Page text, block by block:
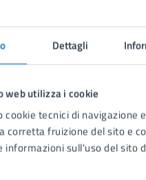
Dettagli
web utilizza i cookie
cookie tecnici di navigazione
corretta fruizione del sito e
informazioni sull'uso del sito
di Napoli